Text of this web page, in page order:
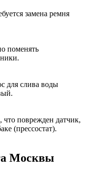
замена ремня
поменять
для слива воды
что поврежден датчик,
(прессостат).
Москвы